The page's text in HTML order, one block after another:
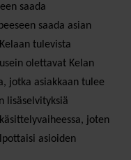
saada
saada asian
tulevista
olettavat Kelan
jotka asiakkaan tulee
lisäselvityksiä
joten
asioiden